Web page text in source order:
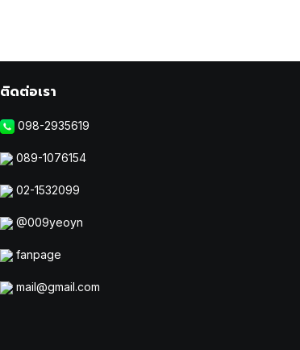
ติดต่อเรา
098-2935619
089-1076154
02-1532099
@009yeoyn
fanpage
mail@gmail.com